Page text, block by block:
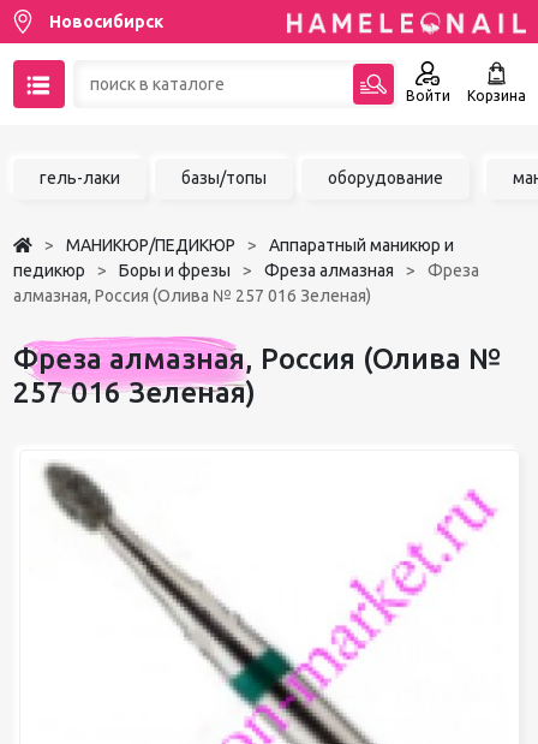
Новосибирск
Войти Корзина
Чат в MAX
Избранное
гель-лаки базы/топы оборудование
МАНИКЮР/ПЕДИКЮР
Аппаратный маникюр и
педикюр
Боры и фрезы Фреза алмазная
Фреза
алмазная, Россия (Олива № 257 016 Зеленая)
Фреза алмазная, Россия (Олива №
257 016 Зеленая)